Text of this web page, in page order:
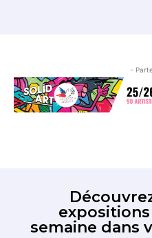
-
semaine dans